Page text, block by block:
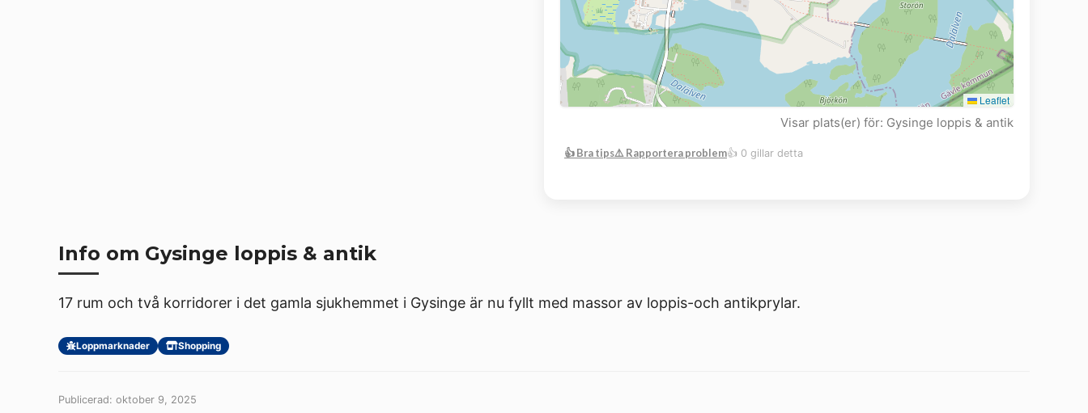
Leaflet
Visar plats(er) för: Gysinge loppis & antik
👍 Bra tips⚠️ Rapportera problem👍 0 gillar detta
Info om Gysinge loppis & antik
17 rum och två korridorer i det gamla sjukhemmet i Gysinge är nu fyllt med massor av loppis-och antikprylar.
Loppmarknader Shopping
Publicerad: oktober 9, 2025